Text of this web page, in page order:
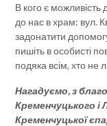
В кого є
до нас в храм: вул.
задонатити
пишіть в особисті
подяка всім, хто не
Нагадуємо, з
Кременчуцького і
Кременчуцької